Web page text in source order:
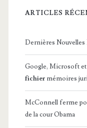
ARTICLES
Dernières Nouvelles
Google, Microsoft et
fichier mémoires
McConnell ferme
de la cour Obama